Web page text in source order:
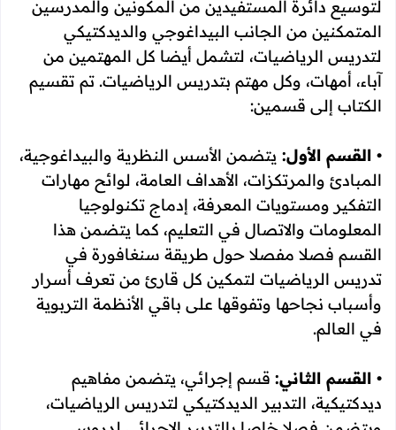
لتوسيع دائرة المستفيدين من المكونين والمدرسين
المتمكنين من الجانب البيداغوجي والديدكتيكي
لتدريس الرياضيات، لتشمل أيضا كل المهتمين من
آباء، أمهات، وكل مهتم بتدريس الرياضيات. تم تقسيم
الكتاب إلى قسمين:
• القسم الأول: يتضمن الأسس النظرية والبيداغوجية،
المبادئ والمرتكزات، الأهداف العامة، لوائح مهارات
التفكير ومستويات المعرفة، إدماج تكنولوجيا
المعلومات والاتصال في التعليم، كما يتضمن هذا
القسم فصلا مفصلا حول طريقة سنغافورة في
تدريس الرياضيات لتمكين كل قارئ من تعرف أسرار
وأسباب نجاحها وتفوقها على باقي الأنظمة التربوية
في العالم.
• القسم الثاني: قسم إجرائي، يتضمن مفاهيم
ديدكتيكية، التدبير الديدكتيكي لتدريس الرياضيات،